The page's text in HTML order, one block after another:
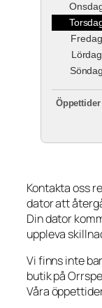
Fredag
Lördag
Söndag
Kontakta oss
dator att
Din dator
uppleva
Vi finns inte
butik på
Våra